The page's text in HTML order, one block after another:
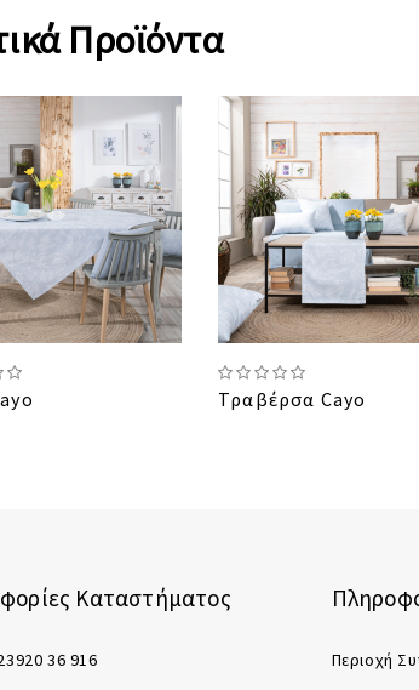
Προϊόντα
Τραβέρσα Cayo
Καταστήματος
36 916
Περιοχή